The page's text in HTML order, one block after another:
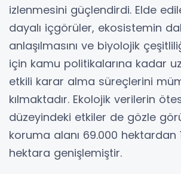
izlenmesini güçlendirdi. Elde
dayalı içgörüler, ekosistemin
anlaşılmasını ve biyolojik
için kamu politikalarına kadar
etkili karar alma süreçlerini
kılmaktadır. Ekolojik verilerin
düzeyindeki etkiler de gözle
koruma alanı 69.000 hektardan
hektara genişlemiştir.